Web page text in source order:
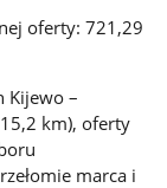
oferty: 721,29
Kijewo –
15,2 km), oferty
marca i